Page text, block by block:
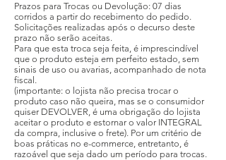
Prazos para Trocas ou Devolução: 07 dias
corridos a partir do recebimento do pedido.
Solicitações realizadas após o decurso deste
prazo não serão aceitas.
Para que esta troca seja feita, é imprescindível
que o produto esteja em perfeito estado, sem
sinais de uso ou avarias, acompanhado de nota
fiscal.
(importante: o lojista não precisa trocar o
produto caso não queira, mas se o consumidor
quiser DEVOLVER, é uma obrigação do lojista
aceitar o produto e estornar o valor INTEGRAL
da compra, inclusive o frete). Por um critério de
boas práticas no e-commerce, entretanto, é
razoável que seja dado um período para trocas.